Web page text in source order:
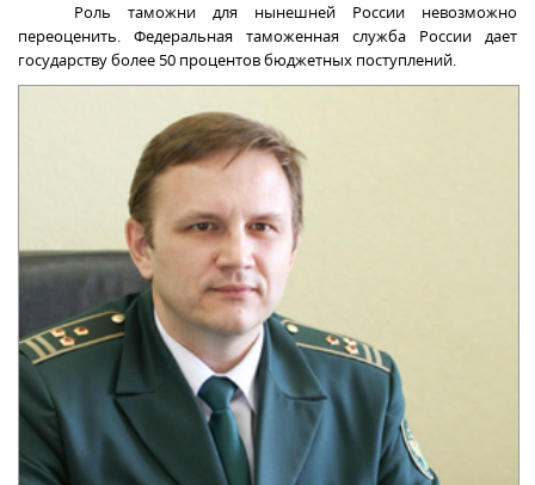
Роль таможни для нынешней России невозможно
переоценить. Федеральная таможенная служба России дает
государству более 50 процентов бюджетных поступлений.